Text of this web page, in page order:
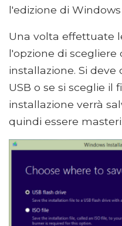
l'edizione di Windows
Una volta effettuate
l'opzione di scegliere
installazione. Si
USB o se si sceglie il
installazione verrà
quindi essere